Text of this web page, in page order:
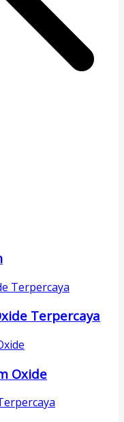
Terpercaya
Oxide